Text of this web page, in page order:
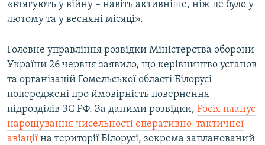
«втягують у війну – навіть активніше, ніж це було у
лютому та у весняні місяці».
Головне управління розвідки Міністерства оборони
України 26 червня заявило, що керівництво установ
та організацій Гомельської області Білорусі
попереджені про ймовірність повернення
підрозділів ЗС РФ. За даними розвідки, Росія планує
нарощування чисельності оперативно-тактичної
авіації на території Білорусі, зокрема запланований